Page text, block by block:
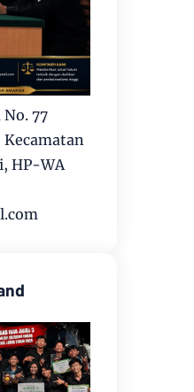
77
Kecamatan
HP-WA